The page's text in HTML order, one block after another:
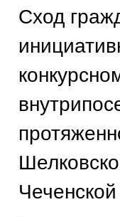
Сход